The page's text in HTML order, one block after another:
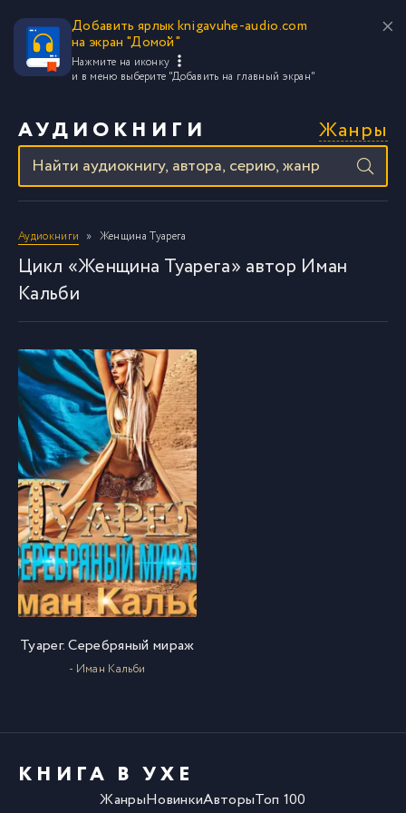
Добавить ярлык knigavuhe-audio.com
на экран "Домой"
Нажмите на иконку
и в меню выберите "Добавить на главный экран"
АУДИОКНИГИ Жанры
Аудиокниги Женщина Туарега
Цикл «Женщина Туарега» автор Иман
Кальби
Туарег. Серебряный мираж
- Иман Кальби
КНИГА В УХЕ
ЖанрыНовинкиАвторыТоп 100